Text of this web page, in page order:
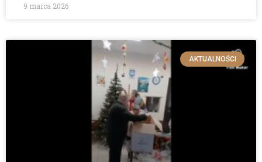
9 marca 2026
AKTUALNOŚCI